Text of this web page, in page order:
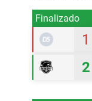
Finalizado
1
2